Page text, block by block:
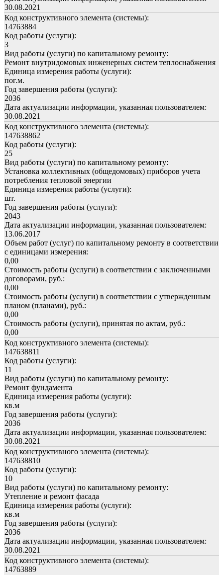
30.08.2021
Код конструктивного элемента (системы):
14763884
Код работы (услуги):
3
Вид работы (услуги) по капитальному ремонту:
Ремонт внутридомовых инженерных систем теплоснабжения
Единица измерения работы (услуги):
пог.м.
Год завершения работы (услуги):
2036
Дата актуализации информации, указанная пользователем:
30.08.2021
Код конструктивного элемента (системы):
147638862
Код работы (услуги):
25
Вид работы (услуги) по капитальному ремонту:
Установка коллективных (общедомовых) приборов учета
потребления тепловой энергии
Единица измерения работы (услуги):
шт.
Год завершения работы (услуги):
2043
Дата актуализации информации, указанная пользователем:
13.06.2017
Объем работ (услуг) по капитальному ремонту в соответствии
с единицами измерения:
0,00
Стоимость работы (услуги) в соответствии с заключенными
договорами, руб.:
0,00
Стоимость работы (услуги) в соответствии с утвержденным
планом (планами), руб.:
0,00
Стоимость работы (услуги), принятая по актам, руб.:
0,00
Код конструктивного элемента (системы):
147638811
Код работы (услуги):
11
Вид работы (услуги) по капитальному ремонту:
Ремонт фундамента
Единица измерения работы (услуги):
кв.м
Год завершения работы (услуги):
2036
Дата актуализации информации, указанная пользователем:
30.08.2021
Код конструктивного элемента (системы):
147638810
Код работы (услуги):
10
Вид работы (услуги) по капитальному ремонту:
Утепление и ремонт фасада
Единица измерения работы (услуги):
кв.м
Год завершения работы (услуги):
2036
Дата актуализации информации, указанная пользователем:
30.08.2021
Код конструктивного элемента (системы):
14763889